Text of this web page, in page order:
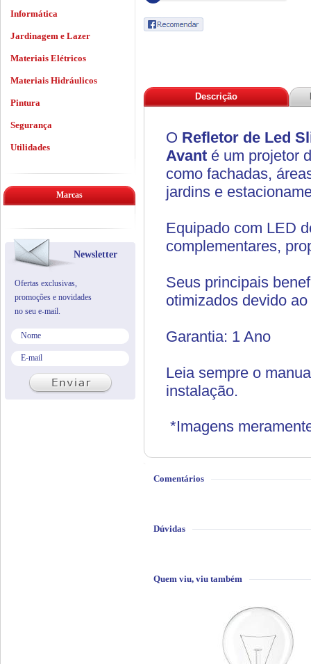
Descrição
O Refletor de Led
Avant é um projetor
como fachadas,
jardins e
Equipado com LED
complementares,
Seus principais
otimizados devido
Garantia: 1 Ano
Leia sempre o
instalação.
*Imagens
Comentários
Dúvidas
Quem viu, viu também
Informática
Jardinagem e Lazer
Materiais Elétricos
Materiais Hidráulicos
Pintura
Segurança
Utilidades
Marcas
Newsletter
Ofertas exclusivas,
promoções e novidades
no seu e-mail.